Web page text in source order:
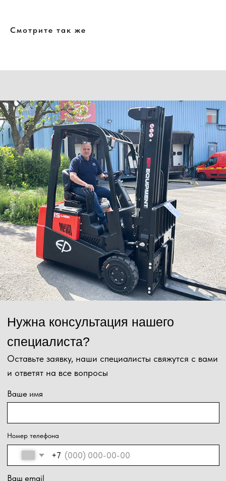
Смотрите так же
Номер телефона
Ваш email
Сообщение
Отправить
Нажимая на кнопку, Вы даёте согласие на обработку персональных
данных и соглашаетесь с политикой конфиденциальности.
Оставьте заявку, наши специалисты свяжутся с вами